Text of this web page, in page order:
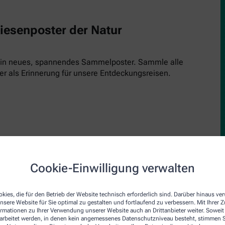
Cookie-Einwilligung verwalten
die für den Betrieb der Website technisch erforderlich sind. Darüber hinaus
Website für Sie optimal zu gestalten und fortlaufend zu verbessern. Mit Ihrer
zu Ihrer Verwendung unserer Website auch an Drittanbieter weiter. Soweit
werden, in denen kein angemessenes Datenschutzniveau besteht, stimmen
der Natur
neues, spannendes Sammelposter. Sammle alle
als Erinnerung für unsere Entdeckungsreisen.
Inspektor! Einfach kostenlos runterladen, ausdrucken und
und schau genau hin. Jede Ausgabe bringt einen neuen